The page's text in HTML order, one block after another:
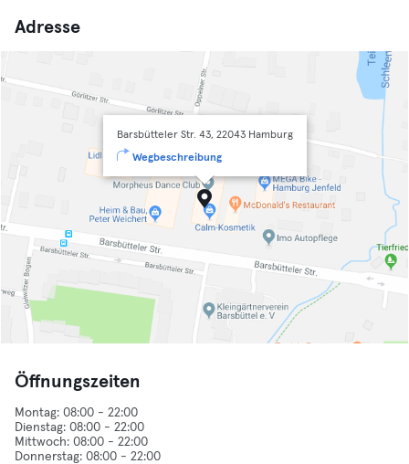
Adresse
Barsbütteler Str. 43, 22043 Hamburg
Wegbeschreibung
Öffnungszeiten
Montag: 08:00 - 22:00
Dienstag: 08:00 - 22:00
Mittwoch: 08:00 - 22:00
Donnerstag: 08:00 - 22:00